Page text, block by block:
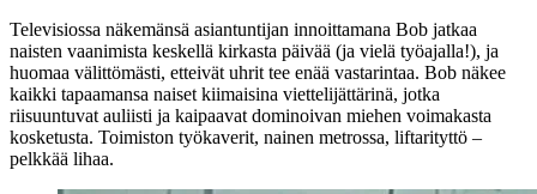
Televisiossa näkemänsä asiantuntijan innoittamana Bob jatkaa
naisten vaanimista keskellä kirkasta päivää (ja vielä työajalla!), ja
huomaa välittömästi, etteivät uhrit tee enää vastarintaa. Bob näkee
kaikki tapaamansa naiset kiimaisina viettelijättärinä, jotka
riisuuntuvat auliisti ja kaipaavat dominoivan miehen voimakasta
kosketusta. Toimiston työkaverit, nainen metrossa, liftarityttö –
pelkkää lihaa.